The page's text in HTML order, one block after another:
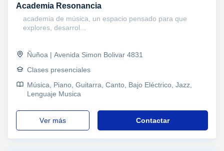
Academia Resonancia
academia de música, un espacio pensado para que
explores, desarrol...
Ñuñoa | Avenida Simon Bolivar 4831
Clases presenciales
Música, Piano, Guitarra, Canto, Bajo Eléctrico, Jazz,
Lenguaje Musica
ver más Contactar